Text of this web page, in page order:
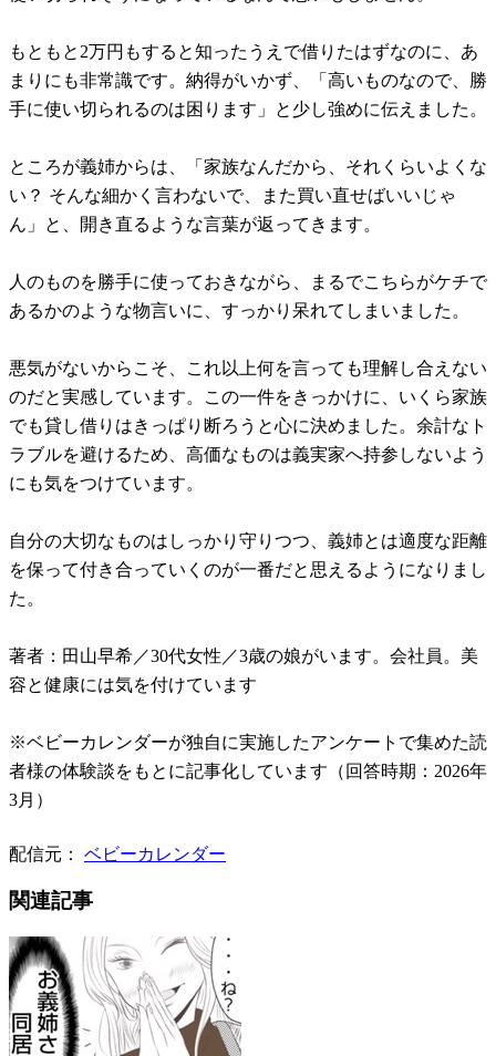
もともと2万円もすると知ったうえで借りたはずなのに、あ
まりにも非常識です。納得がいかず、「高いものなので、勝
手に使い切られるのは困ります」と少し強めに伝えました。
ところが義姉からは、「家族なんだから、それくらいよくな
い？ そんな細かく言わないで、また買い直せばいいじゃ
ん」と、開き直るような言葉が返ってきます。
人のものを勝手に使っておきながら、まるでこちらがケチで
あるかのような物言いに、すっかり呆れてしまいました。
悪気がないからこそ、これ以上何を言っても理解し合えない
のだと実感しています。この一件をきっかけに、いくら家族
でも貸し借りはきっぱり断ろうと心に決めました。余計なト
ラブルを避けるため、高価なものは義実家へ持参しないよう
にも気をつけています。
自分の大切なものはしっかり守りつつ、義姉とは適度な距離
を保って付き合っていくのが一番だと思えるようになりまし
た。
著者：田山早希／30代女性／3歳の娘がいます。会社員。美
容と健康には気を付けています
※ベビーカレンダーが独自に実施したアンケートで集めた読
者様の体験談をもとに記事化しています（回答時期：2026年
3月）
配信元： ベビーカレンダー
関連記事